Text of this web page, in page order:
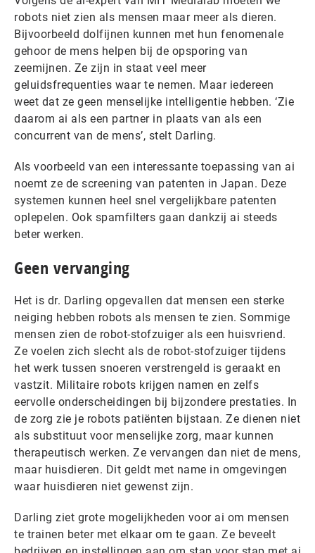
robots niet zien als mensen maar meer als dieren.
Bijvoorbeeld dolfijnen kunnen met hun fenomenale
gehoor de mens helpen bij de opsporing van
zeemijnen. Ze zijn in staat veel meer
geluidsfrequenties waar te nemen. Maar iedereen
weet dat ze geen menselijke intelligentie hebben. ‘Zie
daarom ai als een partner in plaats van als een
concurrent van de mens’, stelt Darling.
Als voorbeeld van een interessante toepassing van ai
noemt ze de screening van patenten in Japan. Deze
systemen kunnen heel snel vergelijkbare patenten
oplepelen. Ook spamfilters gaan dankzij ai steeds
beter werken.
Geen vervanging
Het is dr. Darling opgevallen dat mensen een sterke
neiging hebben robots als mensen te zien. Sommige
mensen zien de robot-stofzuiger als een huisvriend.
Ze voelen zich slecht als de robot-stofzuiger tijdens
het werk tussen snoeren verstrengeld is geraakt en
vastzit. Militaire robots krijgen namen en zelfs
eervolle onderscheidingen bij bijzondere prestaties. In
de zorg zie je robots patiënten bijstaan. Ze dienen niet
als substituut voor menselijke zorg, maar kunnen
therapeutisch werken. Ze vervangen dan niet de mens,
maar huisdieren. Dit geldt met name in omgevingen
waar huisdieren niet gewenst zijn.
Darling ziet grote mogelijkheden voor ai om mensen
te trainen beter met elkaar om te gaan. Ze beveelt